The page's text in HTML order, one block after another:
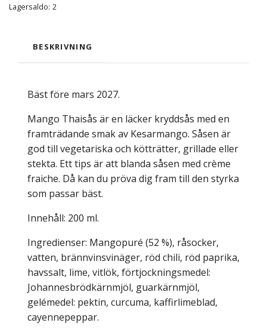
Lagersaldo: 2
BESKRIVNING
Bäst före mars 2027.
Mango Thaisås är en läcker kryddsås med en
framträdande smak av Kesarmango. Såsen är
god till vegetariska och kötträtter, grillade eller
stekta. Ett tips är att blanda såsen med crème
fraiche. Då kan du pröva dig fram till den styrka
som passar bäst.
Innehåll: 200 ml.
Ingredienser: Mangopuré (52 %), råsocker,
vatten, brännvinsvinäger, röd chili, röd paprika,
havssalt, lime, vitlök, förtjockningsmedel:
Johannesbrödkärnmjöl, guarkärnmjöl,
gelémedel: pektin, curcuma, kaffirlimeblad,
cayennepeppar.